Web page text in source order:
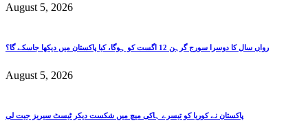
August 5, 2026
رواں سال کا دوسرا سورج گرہن 12 اگست کو ہوگا، کیا پاکستان میں دیکھا جاسکے گا؟
August 5, 2026
پاکستان نے کوریا کو تیسرے ہاکی میچ میں شکست دیکر ٹیسٹ سیریز جیت لی